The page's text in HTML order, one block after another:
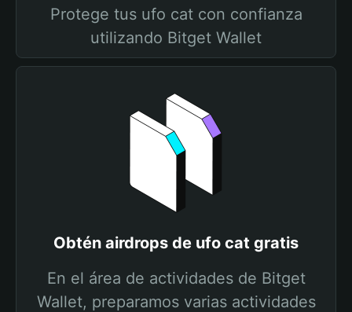
Protege tus ufo cat con confianza
utilizando Bitget Wallet
Obtén airdrops de ufo cat gratis
En el área de actividades de Bitget
Wallet, preparamos varias actividades